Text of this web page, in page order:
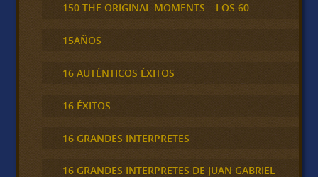
150 THE ORIGINAL MOMENTS – LOS 60
15AÑOS
16 AUTÉNTICOS ÉXITOS
16 ÉXITOS
16 GRANDES INTERPRETES
16 GRANDES INTERPRETES DE JUAN GABRIEL